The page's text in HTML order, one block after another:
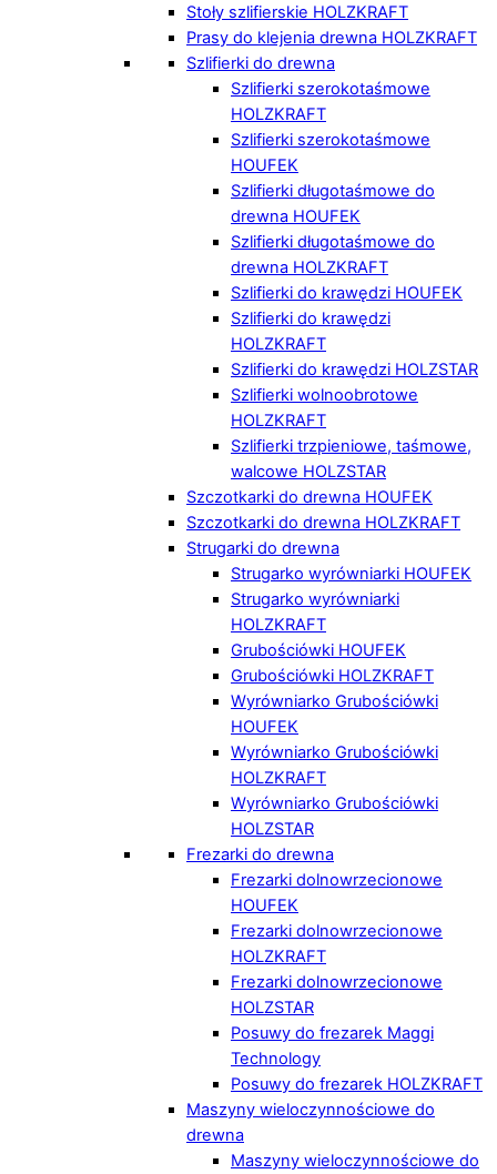
Stoły szlifierskie HOLZKRAFT
Prasy do klejenia drewna HOLZKRAFT
Szlifierki do drewna
Szlifierki szerokotaśmowe
HOLZKRAFT
Szlifierki szerokotaśmowe
HOUFEK
Szlifierki długotaśmowe do
drewna HOUFEK
Szlifierki długotaśmowe do
drewna HOLZKRAFT
Szlifierki do krawędzi HOUFEK
Szlifierki do krawędzi
HOLZKRAFT
Szlifierki do krawędzi HOLZSTAR
Szlifierki wolnoobrotowe
HOLZKRAFT
Szlifierki trzpieniowe, taśmowe,
walcowe HOLZSTAR
Szczotkarki do drewna HOUFEK
Szczotkarki do drewna HOLZKRAFT
Strugarki do drewna
Strugarko wyrówniarki HOUFEK
Strugarko wyrówniarki
HOLZKRAFT
Grubościówki HOUFEK
Grubościówki HOLZKRAFT
Wyrówniarko Grubościówki
HOUFEK
Wyrówniarko Grubościówki
HOLZKRAFT
Wyrówniarko Grubościówki
HOLZSTAR
Frezarki do drewna
Frezarki dolnowrzecionowe
HOUFEK
Frezarki dolnowrzecionowe
HOLZKRAFT
Frezarki dolnowrzecionowe
HOLZSTAR
Posuwy do frezarek Maggi
Technology
Posuwy do frezarek HOLZKRAFT
Maszyny wieloczynnościowe do
drewna
Maszyny wieloczynnościowe do